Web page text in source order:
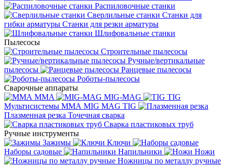
Распиловочные станки
Сверлильные станки Станки для
гибки арматуры Станки для резки арматуры
Шлифовальные станки
Пылесосы
Строительные пылесосы
Ручные/вертикальные
пылесосы
Ранцевые пылесосы
Роботы-пылесосы
Сварочные аппараты
MMA
MIG-MAG
TIG
Мультисистемы ММА MIG MAG TIG
Плазменная резка Точечная сварка
Cварка пластиковых труб
Ручные инструменты
Зажимы
Ключи
Наборы садовые
Напильники
Ножи
Ножницы по металлу ручные